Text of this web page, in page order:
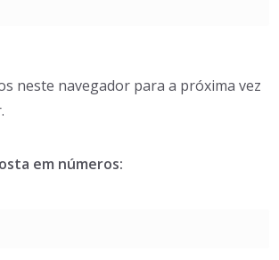
neste navegador para a próxima vez
em números: